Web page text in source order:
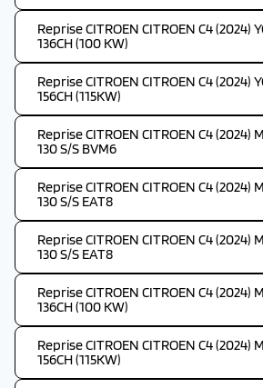
Reprise CITROEN CITROEN C4 (2024)
136CH (100 KW)
Reprise CITROEN CITROEN C4 (2024)
156CH (115KW)
Reprise CITROEN CITROEN C4 (2024)
130 S/S BVM6
Reprise CITROEN CITROEN C4 (2024)
130 S/S EAT8
Reprise CITROEN CITROEN C4 (2024)
130 S/S EAT8
Reprise CITROEN CITROEN C4 (2024)
136CH (100 KW)
Reprise CITROEN CITROEN C4 (2024)
156CH (115KW)